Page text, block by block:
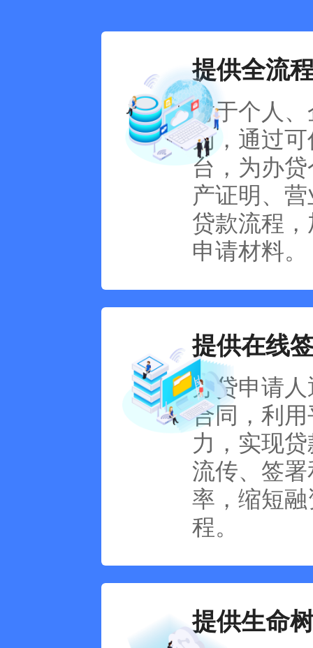
提供全流
对于个人
为，通过
台，为办
产证明、
贷款流程
申请材料。
提供在线
办贷申请
合同，利
力，实现
流传、签
率，缩短
程。
提供生命